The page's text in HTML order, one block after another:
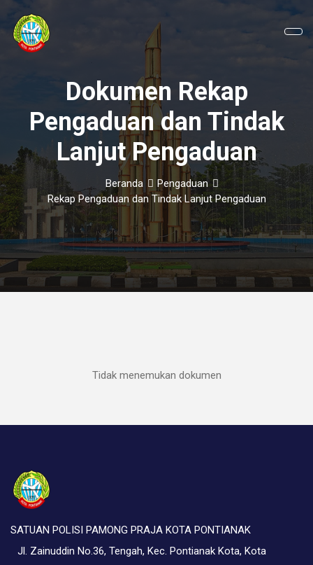
Dokumen Rekap
Pengaduan dan Tindak
Lanjut Pengaduan
Beranda
Pengaduan
Rekap Pengaduan dan Tindak Lanjut Pengaduan
Tidak menemukan dokumen
SATUAN POLISI PAMONG PRAJA KOTA PONTIANAK
Jl. Zainuddin No.36, Tengah, Kec. Pontianak Kota, Kota